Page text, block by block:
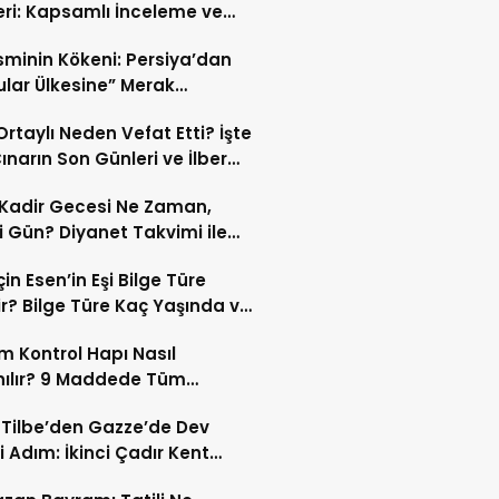
Kapsamlı İnceleme ve
Kökeni: Persiya’dan
Ülkesine” Merak
Neden Vefat Etti? İşte
Son Günleri ve İlber
Gecesi Ne Zaman,
Gün? Diyanet Takvimi ile
Esen’in Eşi Bilge Türe
Bilge Türe Kaç Yaşında ve
Kontrol Hapı Nasıl
9 Maddede Tüm
Tilbe’den Gazze’de Dev
Adım: İkinci Çadır Kent